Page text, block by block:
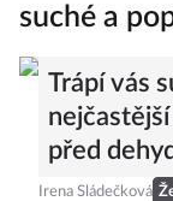
suché a
Trápí vás
před
Irena Sládečková